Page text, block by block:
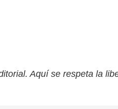
Aquí se respeta la